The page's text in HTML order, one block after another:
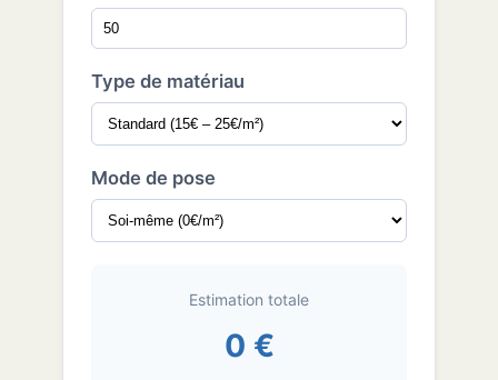
Type de matériau
Mode de pose
Estimation totale
0 €